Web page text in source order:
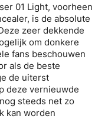
01 Light, voorheen
is de absolute
zeer dekkende
om donkere
fans beschouwen
als de beste
de uiterst
deze vernieuwde
steeds net zo
kan worden